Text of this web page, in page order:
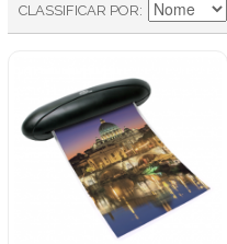
CLASSIFICAR POR